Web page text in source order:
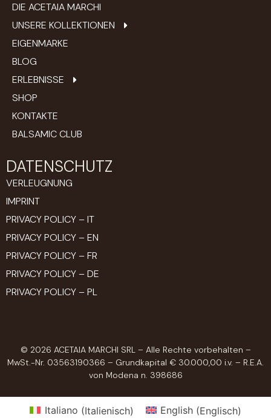
DIE ACETAIA MARCHI
UNSERE KOLLEKTIONEN
EIGENMARKE
BLOG
ERLEBNISSE
SHOP
KONTAKTE
BALSAMIC CLUB
DATENSCHUTZ
VERLEUGNUNG
IMPRINT
PRIVACY POLICY – IT
PRIVACY POLICY – EN
PRIVACY POLICY – FR
PRIVACY POLICY – DE
PRIVACY POLICY – PL
© 2026 ACETAIA MARCHI SRL – Alle Rechte vorbehalten –
MwSt.-Nr. 03563190366 – Grundkapital € 30.000,00 i.v. – R.E.A.
von Modena n. 398686
Italiano (Italienisch) English(Englisch)